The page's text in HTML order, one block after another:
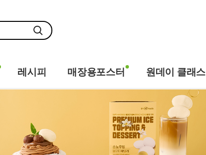
레시피 매장용포스터 원데이 클래스